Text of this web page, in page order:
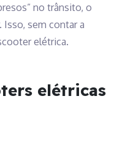
no trânsito, o
Isso, sem contar a
elétrica.
elétricas